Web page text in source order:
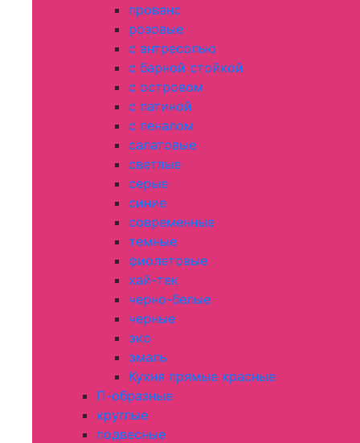
прованс
розовые
с антресолью
с барной стойкой
с островом
с патиной
с пеналом
салатовые
светлые
серые
синие
современные
темные
фиолетовые
хай-тек
черно-белые
черные
эко
эмаль
Кухня прямые красные
П-образные
круглые
подвесные